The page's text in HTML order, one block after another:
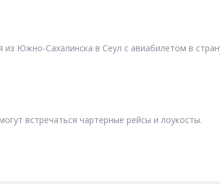
из Южно-Сахалинска в Сеул с авиабилетом в
встречаться чартерные рейсы и лоукосты.